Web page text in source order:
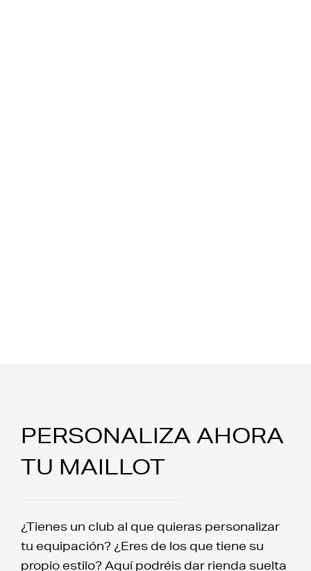
PERSONALIZA AHORA
TU MAILLOT
¿Tienes un club al que quieras personalizar
tu equipación? ¿Eres de los que tiene su
propio estilo? Aquí podréis dar rienda suelta